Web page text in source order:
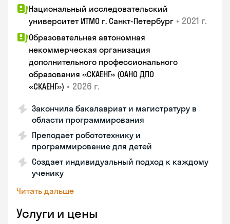
Национальный исследовательский
университет ИТМО г. Санкт-Петербург • 2021 г.
Образовательная автономная
некоммерческая организация
дополнительного профессионального
образования «СКАЕНГ» (ОАНО ДПО
«СКАЕНГ») • 2026 г.
Закончила бакалавриат и магистратуру в
области программирования
Преподает робототехнику и
программирование для детей
Создает индивидуальный подход к каждому
ученику
Читать дальше
Услуги и цены